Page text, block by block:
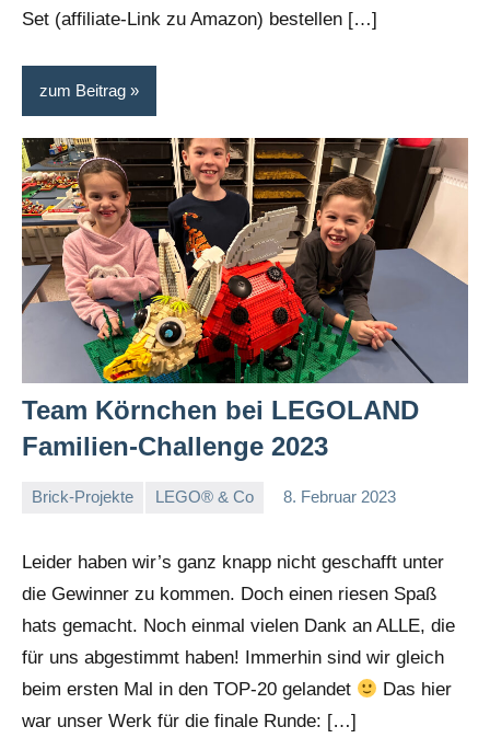
Set (affiliate-Link zu Amazon) bestellen […]
zum Beitrag
Team Körnchen bei LEGOLAND
Familien-Challenge 2023
Brick-Projekte LEGO® & Co 8. Februar 2023
Leider haben wir’s ganz knapp nicht geschafft unter
die Gewinner zu kommen. Doch einen riesen Spaß
hats gemacht. Noch einmal vielen Dank an ALLE, die
für uns abgestimmt haben! Immerhin sind wir gleich
beim ersten Mal in den TOP-20 gelandet
Das hier
war unser Werk für die finale Runde: […]